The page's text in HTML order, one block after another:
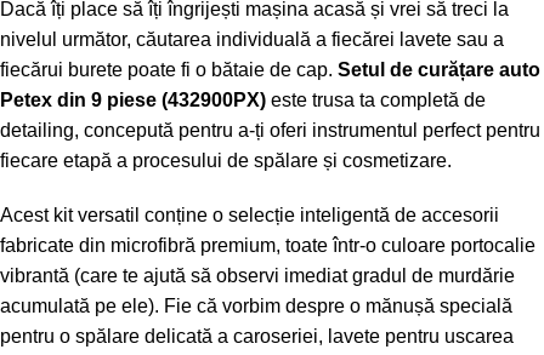
Dacă îți place să îți îngrijești mașina acasă și vrei să treci la
nivelul următor, căutarea individuală a fiecărei lavete sau a
fiecărui burete poate fi o bătaie de cap. Setul de curățare auto
Petex din 9 piese (432900PX) este trusa ta completă de
detailing, concepută pentru a-ți oferi instrumentul perfect pentru
fiecare etapă a procesului de spălare și cosmetizare.
Acest kit versatil conține o selecție inteligentă de accesorii
fabricate din microfibră premium, toate într-o culoare portocalie
vibrantă (care te ajută să observi imediat gradul de murdărie
acumulată pe ele). Fie că vorbim despre o mănușă specială
pentru o spălare delicată a caroseriei, lavete pentru uscarea